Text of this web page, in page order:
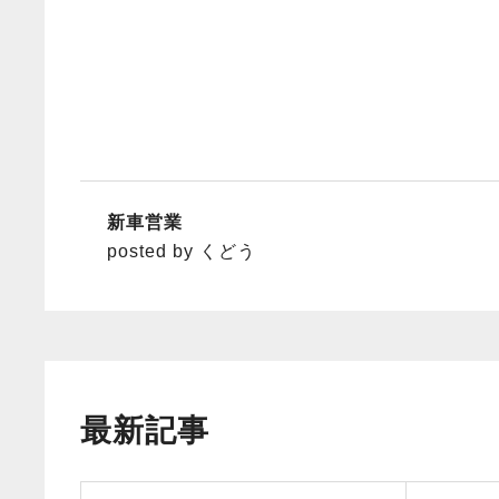
新車営業
posted by くどう
最新記事